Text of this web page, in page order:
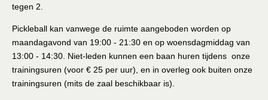
Informatie
Sponsoring
tegen 2.
Pickleball kan vanwege de ruimte aangeboden worden op
maandagavond van 19:00 - 21:30 en op woensdagmiddag van
13:00 - 14:30. Niet-leden kunnen een baan huren tijdens onze
trainingsuren (voor € 25 per uur), en in overleg ook buiten onze
trainingsuren (mits de zaal beschikbaar is).